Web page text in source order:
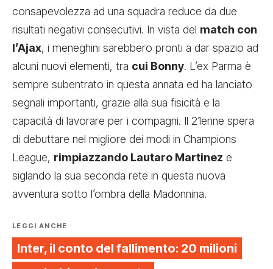
consapevolezza ad una squadra reduce da due
risultati negativi consecutivi. In vista del match con
l’Ajax, i meneghini sarebbero pronti a dar spazio ad
alcuni nuovi elementi, tra cui Bonny. L’ex Parma è
sempre subentrato in questa annata ed ha lanciato
segnali importanti, grazie alla sua fisicità e la
capacità di lavorare per i compagni. Il 21enne spera
di debuttare nel migliore dei modi in Champions
League, rimpiazzando Lautaro Martinez e
siglando la sua seconda rete in questa nuova
avventura sotto l’ombra della Madonnina.
LEGGI ANCHE
Inter, il conto del fallimento: 20 milioni